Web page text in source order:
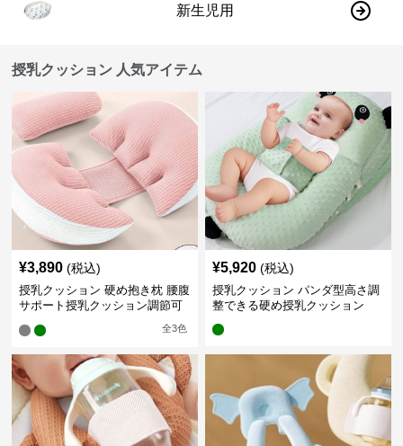
新生児用
授乳クッション 人気アイテム
¥3,890 (税込)
授乳クッション 硬め抱き枕 腰腹
サポート授乳クッション調節可
全3色
¥5,920 (税込)
授乳クッション パンダ型高さ調
整できる硬め授乳クッション